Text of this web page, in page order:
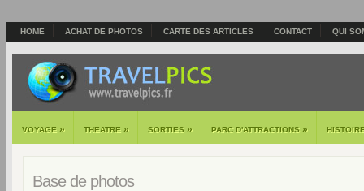
HOME ACHAT DE PHOTOS CARTE DES ARTICLES CONTACT QUI
VOYAGE » THEATRE » SORTIES » PARC D'ATTRACTIONS »
Base de photos